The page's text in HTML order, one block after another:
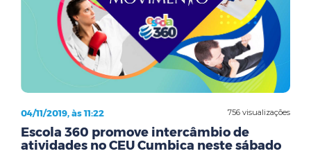
756 visualizações
04/11/2019, às 11:22
Escola 360 promove intercâmbio de
atividades no CEU Cumbica neste sábado